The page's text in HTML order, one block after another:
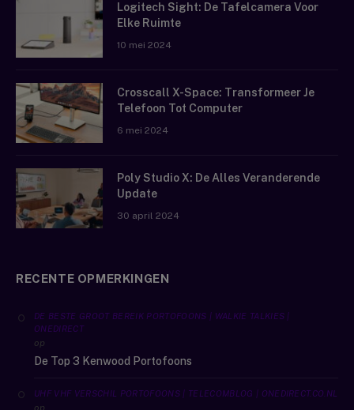
Logitech Sight: De Tafelcamera Voor
Elke Ruimte
10 mei 2024
Crosscall X-Space: Transformeer Je
Telefoon Tot Computer
6 mei 2024
Poly Studio X: De Alles Veranderende
Update
30 april 2024
RECENTE OPMERKINGEN
DE BESTE GROOT BEREIK PORTOFOONS | WALKIE TALKIES |
ONEDIRECT
op
De Top 3 Kenwood Portofoons
UHF VHF VERSCHIL PORTOFOONS | TELECOMBLOG | ONEDIRECT.CO.NL
op